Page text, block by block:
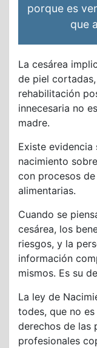
porque es
que
La cesárea
de piel
rehabilitación
innecesaria no
madre.
Existe
nacimiento
con procesos
alimentarias.
Cuando se
cesárea, los
riesgos, y la
información
mismos. Es su
La ley de
todes, que no
derechos de las
profesionales